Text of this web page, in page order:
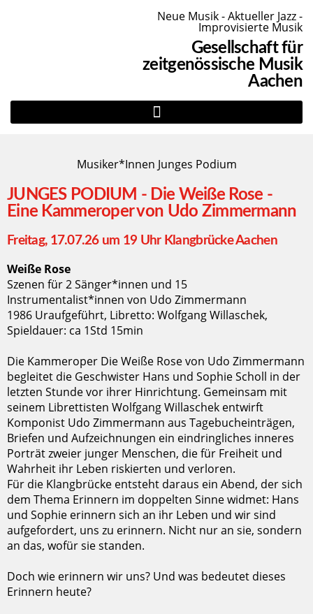
Neue Musik - Aktueller Jazz -
Improvisierte Musik
Gesellschaft für
zeitgenössische Musik
Aachen
Musiker*Innen Junges Podium
JUNGES PODIUM - Die Weiße Rose -
Eine Kammeroper von Udo Zimmermann
Freitag, 17.07.26 um 19 Uhr Klangbrücke Aachen
Weiße Rose
Szenen für 2 Sänger*innen und 15
Instrumentalist*innen von Udo Zimmermann
1986 Uraufgeführt, Libretto: Wolfgang Willaschek,
Spieldauer: ca 1Std 15min
Die Kammeroper Die Weiße Rose von Udo Zimmermann
begleitet die Geschwister Hans und Sophie Scholl in der
letzten Stunde vor ihrer Hinrichtung. Gemeinsam mit
seinem Librettisten Wolfgang Willaschek entwirft
Komponist Udo Zimmermann aus Tagebucheinträgen,
Briefen und Aufzeichnungen ein eindringliches inneres
Porträt zweier junger Menschen, die für Freiheit und
Wahrheit ihr Leben riskierten und verloren.
Für die Klangbrücke entsteht daraus ein Abend, der sich
dem Thema Erinnern im doppelten Sinne widmet: Hans
und Sophie erinnern sich an ihr Leben und wir sind
aufgefordert, uns zu erinnern. Nicht nur an sie, sondern
an das, wofür sie standen.
Doch wie erinnern wir uns? Und was bedeutet dieses
Erinnern heute?